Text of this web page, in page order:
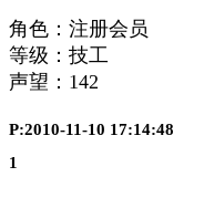
角色：注册会员
等级：技工
声望： 142
P:2010-11-10 17:14:48
1